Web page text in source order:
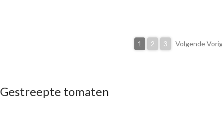
1 2 3 Volgende
Gestreepte tomaten